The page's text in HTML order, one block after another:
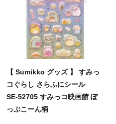
【 Sumikko グッズ 】 すみっ
コぐらし さらふにシール
SE-52705 すみっコ映画館 ぽ
っぷこーん柄